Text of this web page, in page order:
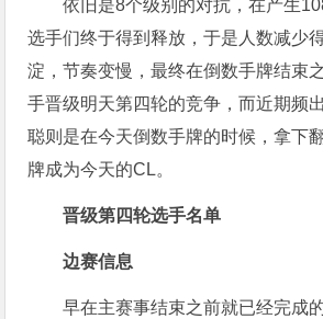
依旧是8个级别的对抗，在产生
选手们终于得到释放，于是人数减少
淀，节奏变慢，最终在倒数手牌结束
手晋级明天第四轮的竞争，而近期频
聪则是在今天倒数手牌的时候，拿下
牌成为今天的CL。
晋级第四轮选手名单
边赛信息
早在主赛事结束之前就已经完成